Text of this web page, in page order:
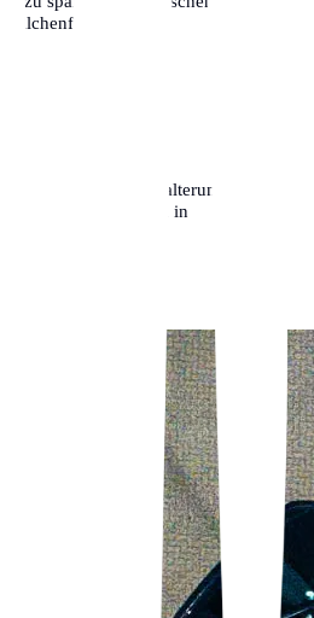
Fahrt!
zu Smartphone-Halterungen
entspanntes Fahren in
»